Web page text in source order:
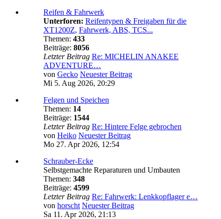
Reifen & Fahrwerk
Unterforen: Reifentypen & Freigaben für die
XT1200Z, Fahrwerk, ABS, TCS...
Themen: 433
Beiträge: 8056
Letzter Beitrag Re: MICHELIN ANAKEE
ADVENTURE…
von Gecko Neuester Beitrag
Mi 5. Aug 2026, 20:29
Felgen und Speichen
Themen: 14
Beiträge: 1544
Letzter Beitrag Re: Hintere Felge gebrochen
von Heiko Neuester Beitrag
Mo 27. Apr 2026, 12:54
Schrauber-Ecke
Selbstgemachte Reparaturen und Umbauten
Themen: 348
Beiträge: 4599
Letzter Beitrag Re: Fahrwerk: Lenkkopflager e…
von horscht Neuester Beitrag
Sa 11. Apr 2026, 21:13